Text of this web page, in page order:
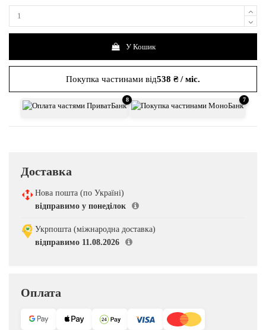
У Кошик
Покупка частинами від538 ₴ / міс.
8 7
Доставка
Нова пошта (по Україні)
відправимо у понеділок
Укрпошта (міжнародна доставка)
відправимо 11.08.2026
Оплата